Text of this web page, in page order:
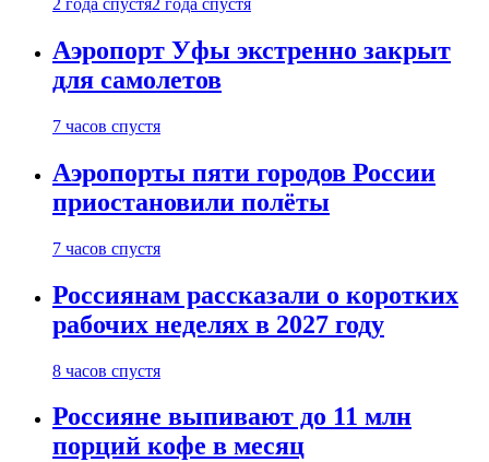
2 года спустя2 года спустя
Аэропорт Уфы экстренно закрыт
для самолетов
7 часов спустя
Аэропорты пяти городов России
приостановили полёты
7 часов спустя
Россиянам рассказали о коротких
рабочих неделях в 2027 году
8 часов спустя
Россияне выпивают до 11 млн
порций кофе в месяц